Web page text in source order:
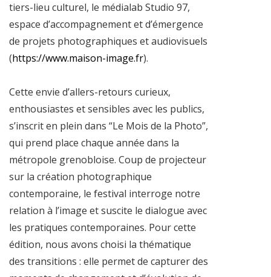
tiers-lieu culturel, le médialab Studio 97,
espace d’accompagnement et d’émergence
de projets photographiques et audiovisuels
(https://www.maison-image.fr).
Cette envie d’allers-retours curieux,
enthousiastes et sensibles avec les publics,
s’inscrit en plein dans “Le Mois de la Photo”,
qui prend place chaque année dans la
métropole grenobloise. Coup de projecteur
sur la création photographique
contemporaine, le festival interroge notre
relation à l’image et suscite le dialogue avec
les pratiques contemporaines. Pour cette
édition, nous avons choisi la thématique
des transitions : elle permet de capturer des